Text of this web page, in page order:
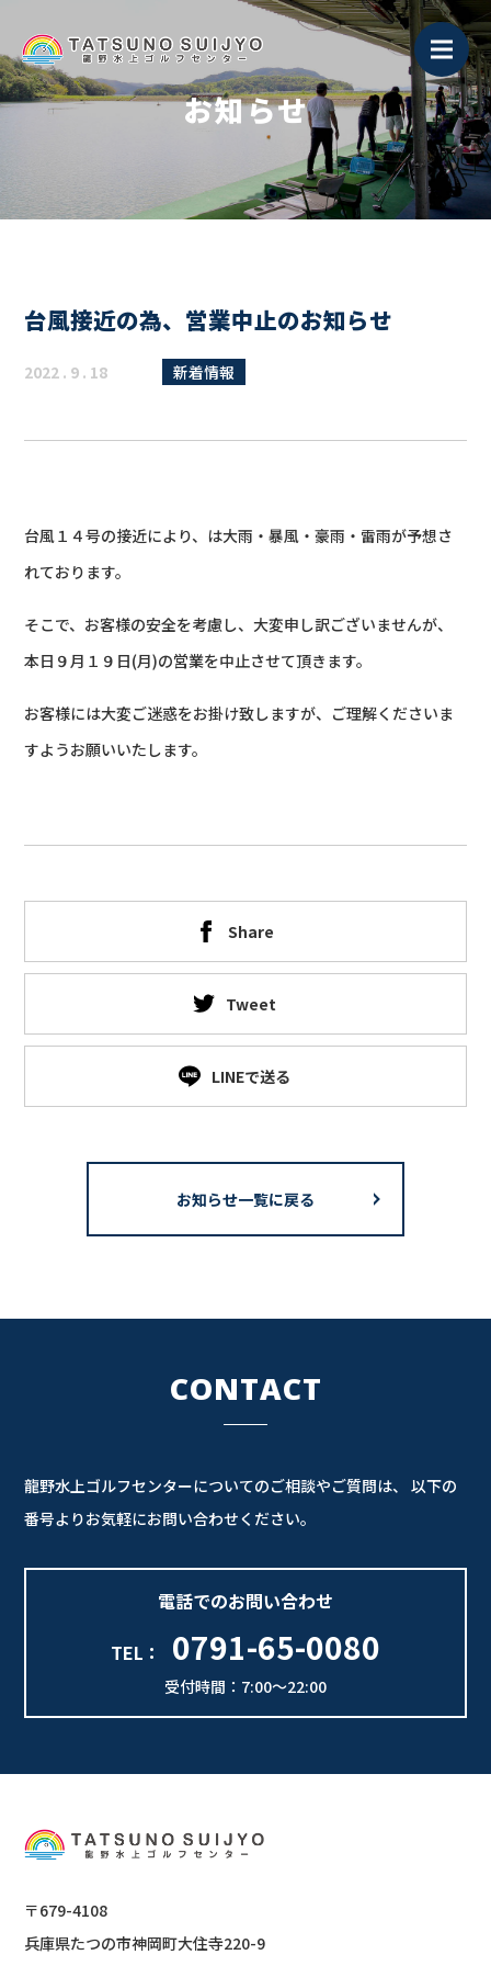
お知らせ
台風接近の為、営業中止のお知らせ
2022 . 9 . 18 新着情報
台風１４号の接近により、は大雨・暴風・豪雨・雷雨が予想さ
れております。
そこで、お客様の安全を考慮し、大変申し訳ございませんが、
本日９月１９日(月)の営業を中止させて頂きます。
お客様には大変ご迷惑をお掛け致しますが、ご理解くださいま
すようお願いいたします。
Share
Tweet
LINEで送る
お知らせ一覧に戻る
CONTACT
龍野水上ゴルフセンターについてのご相談やご質問は、 以下の
番号よりお気軽にお問い合わせください。
電話でのお問い合わせ
TEL：
0791-65-0080
受付時間：7:00～22:00
〒679-4108
兵庫県たつの市神岡町大住寺220-9